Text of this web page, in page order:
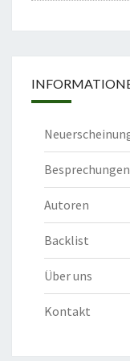
Besprechungen
Autoren
Backlist
Über uns
Kontakt